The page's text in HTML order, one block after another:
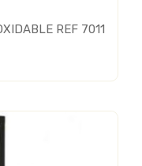
REF 7011